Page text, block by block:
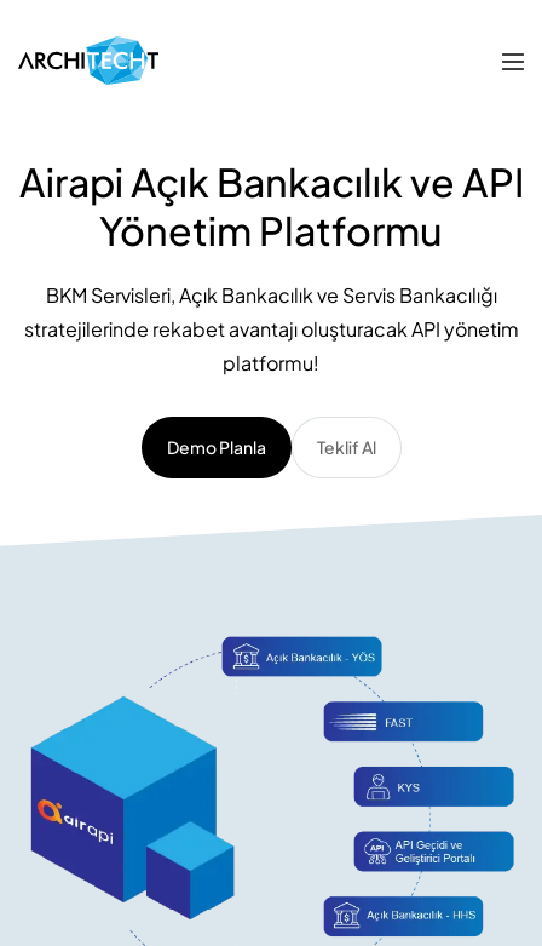
Airapi Açık Bankacılık ve API
Yönetim Platformu
BKM Servisleri, Açık Bankacılık ve Servis Bankacılığı
stratejilerinde rekabet avantajı oluşturacak API yönetim
platformu!
Demo Planla Teklif Al